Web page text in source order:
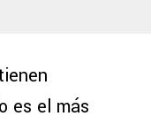
es el más